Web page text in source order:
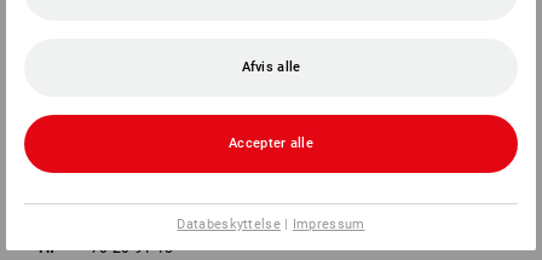
Ny Banegårdsgade 48
Tlf
70 20 91 18
Afvis alle
Accepter alle
Databeskyttelse| Impressum